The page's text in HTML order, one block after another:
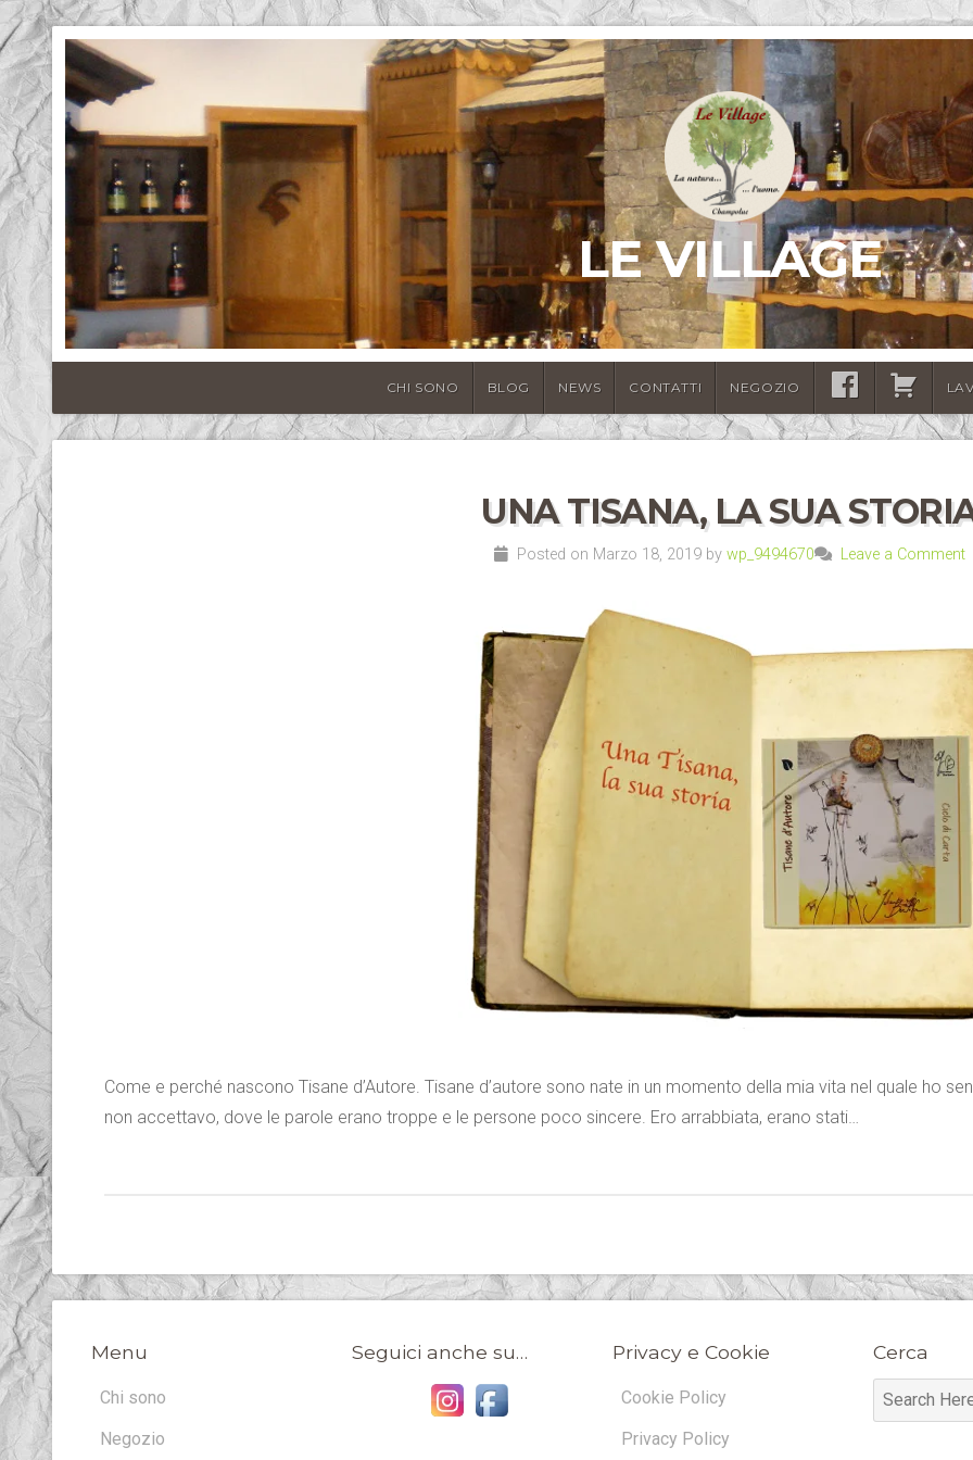
LE VILLAGE
CHI SONO BLOG NEWS CONTATTI NEGOZIO SEGUICI
SU
CARRELLO
UNA TISANA, LA SUA
Posted on Marzo 18, 2019 by wp_9494670 Leave a Comment
Come e perché nascono Tisane d’Autore. Tisane d’autore sono nate in un momento della mia vita nel quale ho
non accettavo, dove le parole erano troppe e le persone poco sincere. Ero arrabbiata, erano stati…
Menu
Chi sono
Negozio
Seguici anche su… Privacy e Cookie
Cookie Policy
Privacy Policy
Cerca